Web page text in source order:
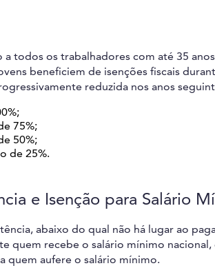
a todos os trabalhadores com até 35
beneficiem de isenções fiscais
reduzida nos anos
75%;
50%;
de 25%.
e Isenção para Salário
abaixo do qual não há lugar ao
quem recebe o salário mínimo nacional,
quem aufere o salário mínimo.